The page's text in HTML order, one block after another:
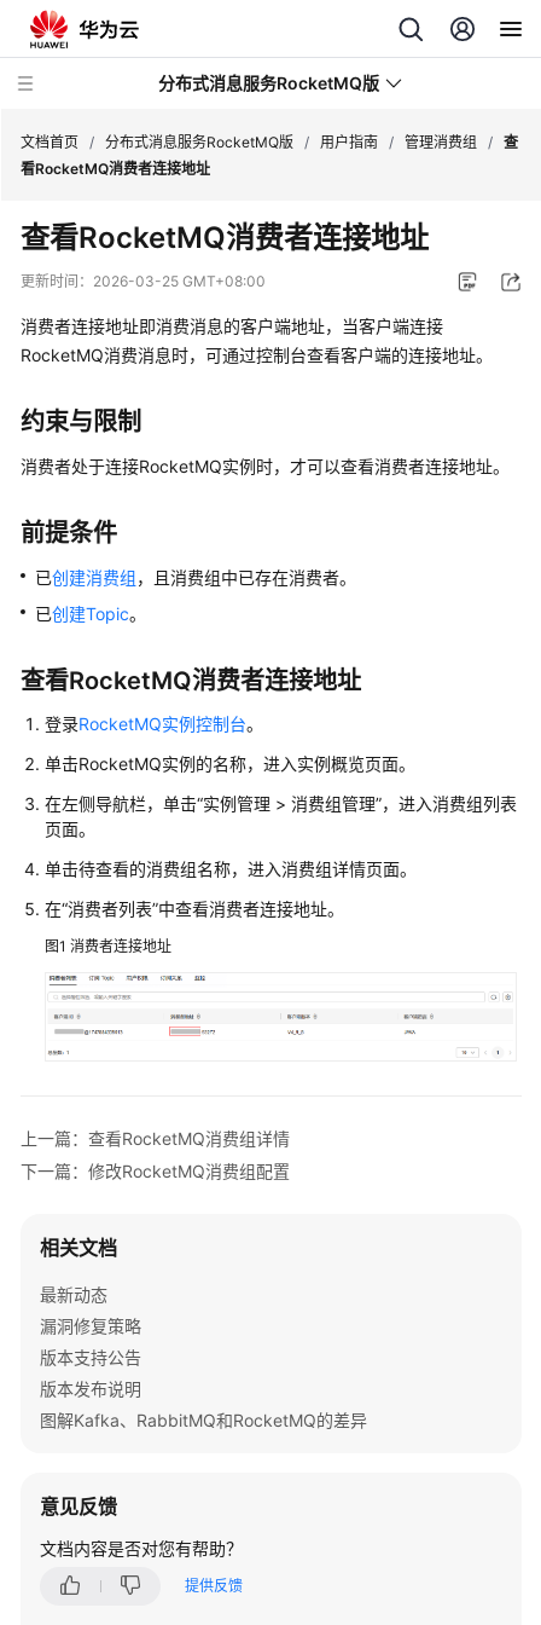
分布式消息服务RocketMQ版
最
新
动
服
公
告
品
介
绍
计
说
快
入
门
户
指
南
RocketMQ
业
用
流
通
IAM
授
予
使
DMS
的
权
文档首页 / 分布式消息服务RocketMQ版 / 用户指南 / 管理消费组 / 查
看RocketMQ消费者连接地址
查看RocketMQ消费者连接地址
更新时间： 2026-03-25 GMT+08:00
消费者连接地址即消费消息的客户端地址，当客户端连接
RocketMQ消费消息时，可通过控制台查看客户端的连接地址。
约束与限制
消费者处于连接RocketMQ实例时，才可以查看消费者连接地址。
前提条件
已创建消费组，且消费组中已存在消费者。
已创建Topic。
查看RocketMQ消费者连接地址
登录RocketMQ实例控制台。
单击RocketMQ实例的名称，进入实例概览页面。
在左侧导航栏，单击“实例管理 > 消费组管理”，进入消费组列表
页面。
单击待查看的消费组名称，进入消费组详情页面。
在“消费者列表”中查看消费者连接地址。
图1 消费者连接地址
上一篇：查看RocketMQ消费组详情
下一篇：修改RocketMQ消费组配置
相关文档
最新动态
漏洞修复策略
版本支持公告
版本发布说明
图解Kafka、RabbitMQ和RocketMQ的差异
意见反馈
文档内容是否对您有帮助？
提供反馈